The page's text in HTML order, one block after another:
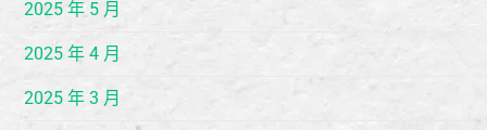
2025 年 5 月
2025 年 4 月
2025 年 3 月